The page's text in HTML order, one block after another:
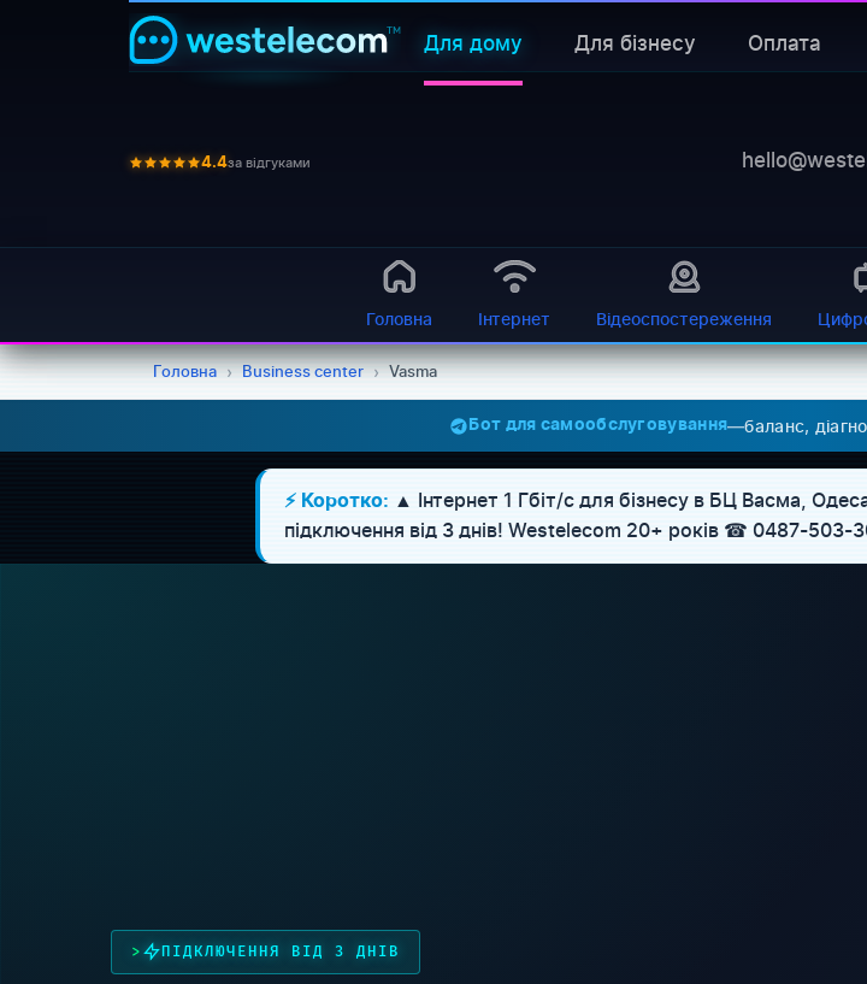
Для дому Для бізнесу Оплата
4.4за відгуками
Головна Інтернет Відеоспостереження
Головна › Business center › Vasma
Бот для самообслуговування—баланс,
⚡ Коротко: ▲ Інтернет 1 Гбіт/с для бізнесу в БЦ Васма,
підключення від 3 днів! Westelecom 20+ років ☎ 0487-503-
ПІДКЛЮЧЕННЯ ВІД 3 ДНІВ